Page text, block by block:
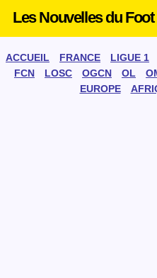
Les Nouvelles du Foot
ACCUEIL FRANCE LIGUE 1
FCN
LOSC OGCN OL
EUROPE